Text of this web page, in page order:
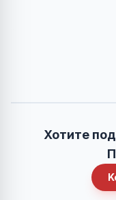
Хотите